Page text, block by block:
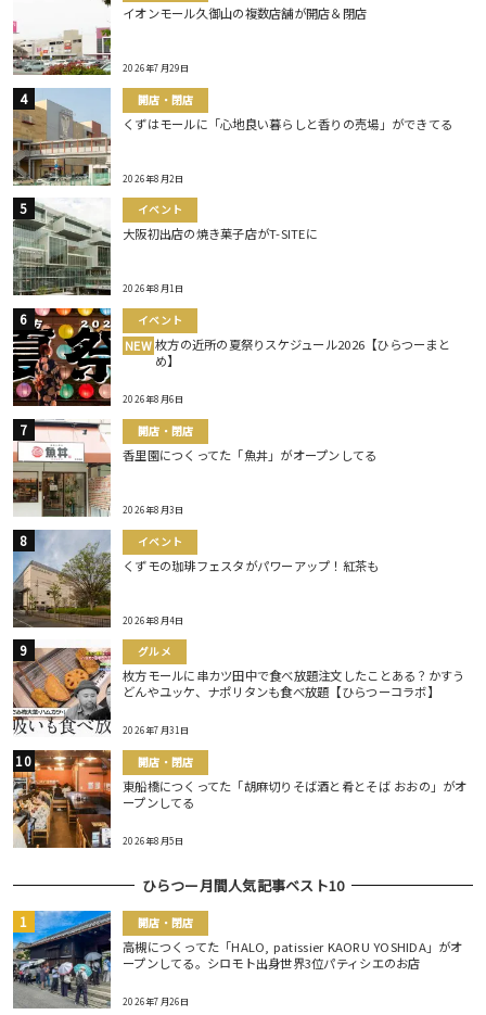
イオンモール久御山の複数店舗が開店＆閉店
2026年7月29日
開店・閉店
くずはモールに「心地良い暮らしと香りの売場」ができてる
2026年8月2日
イベント
大阪初出店の焼き菓子店がT-SITEに
2026年8月1日
イベント
NEW 枚方の近所の夏祭りスケジュール2026【ひらつーまと
め】
2026年8月6日
開店・閉店
香里園につくってた「魚丼」がオープンしてる
2026年8月3日
イベント
くずモの珈琲フェスタがパワーアップ！紅茶も
2026年8月4日
グルメ
枚方モールに串カツ田中で食べ放題注文したことある？かすう
どんやユッケ、ナポリタンも食べ放題【ひらつーコラボ】
2026年7月31日
開店・閉店
東船橋につくってた「胡麻切りそば酒と肴とそば おおの」がオ
ープンしてる
2026年8月5日
ひらつー月間人気記事ベスト10
開店・閉店
高槻につくってた「HALO, patissier KAORU YOSHIDA」がオ
ープンしてる。シロモト出身世界3位パティシエのお店
2026年7月26日